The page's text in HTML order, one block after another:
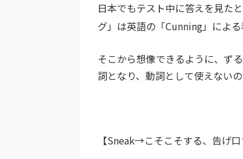
日本でもテスト中に答えを見た
グ」は英語の「Cunning」による
そこから想像できるように、ず
詞となり、動詞として使えないの
【Sneak→こそこそする、告げ口